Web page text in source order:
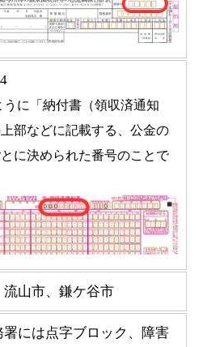
に「納付書（領収済通知
部などに記載する、公金の
に決められた番号のことで
流山市、鎌ケ谷市
署には点字ブロック、障害